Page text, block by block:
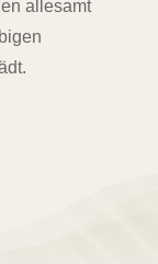
allesamt